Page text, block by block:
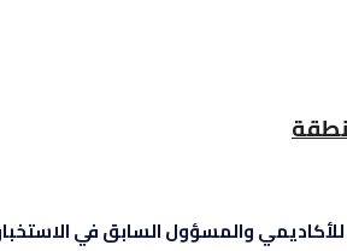
والمسؤول السابق في